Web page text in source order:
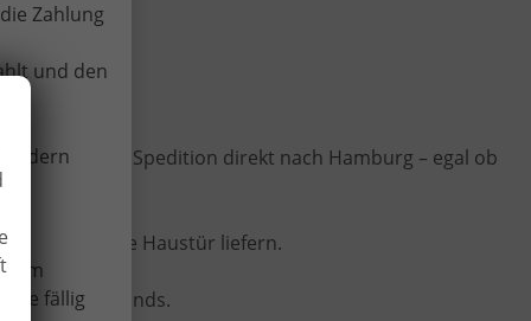
per Spedition direkt nach Hamburg – egal ob
bis vor die Haustür liefern.
Deutschlands.
Zahlung
und den
fällig